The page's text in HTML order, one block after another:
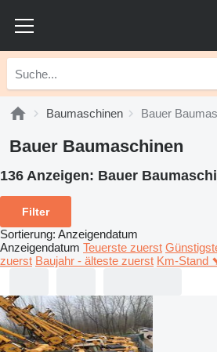
Baumaschinen Bauer
Bauer Baumaschinen
136 Anzeigen: Bauer
Filter
Sortierung: Anzeigendatum
Anzeigendatum Teuerste zuerst
zuerst Baujahr - älteste zuerst Km-Stand